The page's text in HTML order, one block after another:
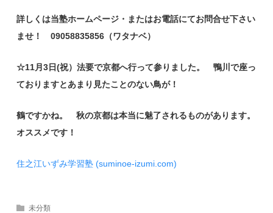
詳しくは当塾ホームページ・またはお電話にてお問合せ下さい
ませ！ 09058835856（ワタナベ）
☆11月3日(祝）法要で京都へ行って参りました。 鴨川で座っ
ておりますとあまり見たことのない鳥が！
鶴ですかね。 秋の京都は本当に魅了されるものがあります。
オススメです！
住之江いずみ学習塾 (suminoe-izumi.com)
未分類